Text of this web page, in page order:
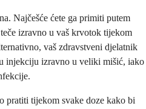
Najčešće ćete ga primiti putem
izravno u vaš krvotok tijekom
vaš zdravstveni djelatnik
injekciju izravno u veliki mišić, iako
pratiti tijekom svake doze kako bi